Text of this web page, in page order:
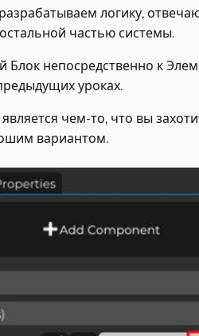
логику,
частью системы.
Блок непосредственно к
уроках.
чем-то, что вы
вариантом.